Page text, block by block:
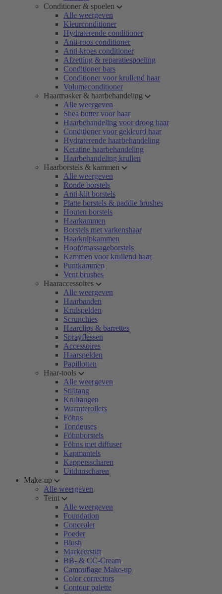
Conditioner & spoelen
Alle weergeven
Kleurconditioner
Hydraterende conditioner
Anti-roos conditioner
Anti-kroes conditioner
Afzetting & reparatiespoeling
Conditioner bars
Conditioner voor krullend haar
Volumeconditioner
Haarmasker & haarbehandeling
Alle weergeven
Shea butter voor haar
Haarbehandeling voor droog haar
Conditioner voor gekleurd haar
Hydraterende haarbehandeling
Keratine haarbehandeling
Haarbehandeling krullen
Haarborstels & kammen
Alle weergeven
Ronde borstels
Anti-klit borstels
Platte borstels & paddle brushes
Houten borstels
Haarkammen
Borstels met varkenshaar
Haarknipkammen
Hoofdmassageborstels
Kammen voor krullend haar
Puntkammen
Vent brushes
Haaraccessoires
Alle weergeven
Haarbanden
Krulspelden
Scrunchies
Haarclips & barrettes
Sprayflessen
Accessoires
Haarspelden
Papillotten
Haar-tools
Alle weergeven
Stijltang
Krultangen
Warmterollers
Föhns
Tondeuses
Föhnborstels
Föhns met diffuser
Kapmantels
Kappersscharen
Uitdunscharen
Make-up
Alle weergeven
Teint
Alle weergeven
Foundation
Concealer
Poeder
Blush
Markeerstift
BB- & CC-Cream
Camouflage Make-up
Color correctors
Contour palette